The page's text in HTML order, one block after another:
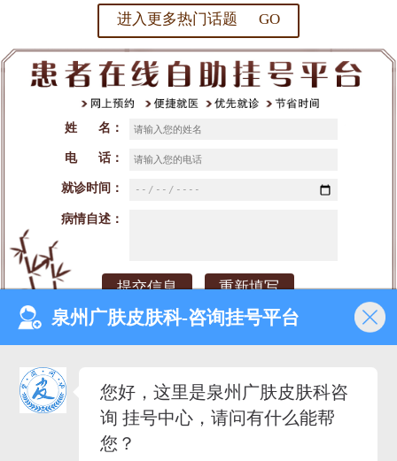
进入更多热门话题 GO
姓 名：
电 话：
就诊时间：
病情自述：
就诊时间：早8：00-晚18：00（节假日不休）
来院地址：泉州市丰泽区泉秀街道泉淮社区田安南路420号
医疗广告审查证明文号：（闽-泉-丰）医广【2020】
泉州广肤皮肤科-咨询挂号平台
您好，这里是泉州广肤皮肤科咨
询 挂号中心，请问有什么能帮
您？